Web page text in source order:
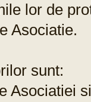
lor de
Asociatie.
sunt:
Asociatiei